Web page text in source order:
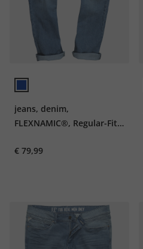
jeans, denim,
FLEXNAMIC®, Regular-Fit,
gecertificeerd biologisch
€ 79,99